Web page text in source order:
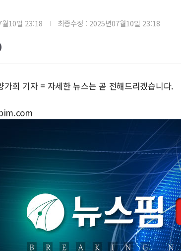
10일 23:18 최종수정 : 2025년07월10일 23:18
가희 기자 = 자세한 뉴스는 곧 전해드리겠습니다.